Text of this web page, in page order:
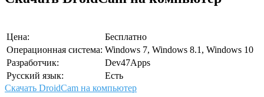
Цена:
Бесплатно
Операционная система: Windows 7, Windows 8.1, Windows 10
Разработчик:
Dev47Apps
Русский язык:
Есть
Скачать DroidCam на компьютер